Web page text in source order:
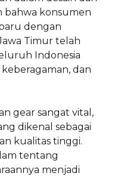
bahwa konsumen
dengan
Timur telah
Indonesia
dan
gear sangat vital,
dikenal sebagai
kualitas tinggi.
tentang
menjadi